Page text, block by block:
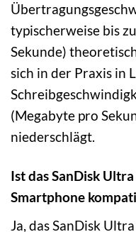
typischerweise bis
Sekunde)
sich in der Praxis in
(Megabyte pro
niederschlägt.
Ist das SanDisk
Smartphone
Ja, das SanDisk